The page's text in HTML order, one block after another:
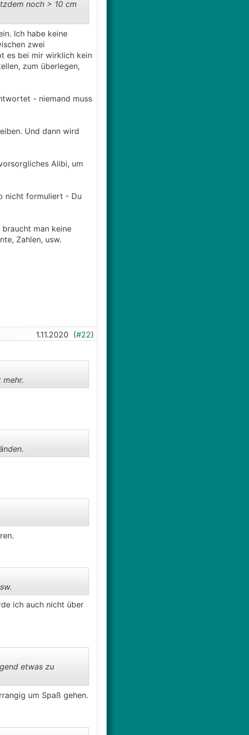
noch > 10 cm
eine Dämmung
vorhanden
Ich habe keine
zwei
es bei mir wirklich kein
zum überlegen,
- niemand muss
Und dann wird
Alibi, um
nicht formuliert - Du
man keine
Zahlen, usw.
1.11.2020 (#22)
ich auch nicht über
etwas zu
um Spaß gehen.